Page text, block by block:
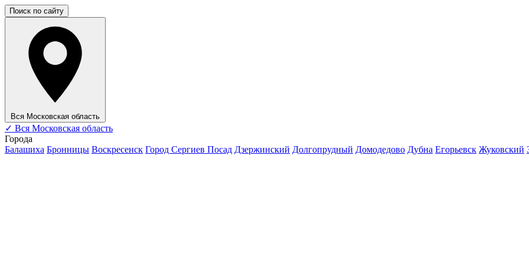
Поиск по сайту
Вся Московская область
✓ Вся Московская область
Города
Балашиха Бронницы Воскресенск Город Сергиев Посад Дзержинский Долгопрудный Домодедово Дубна Егорьевск Жуковский